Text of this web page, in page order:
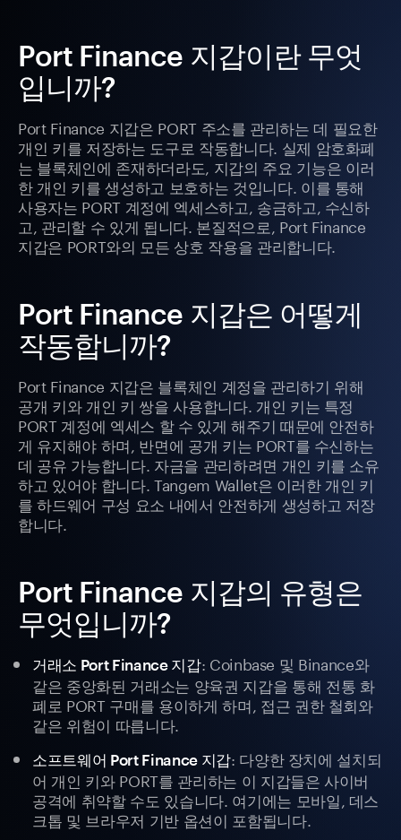
Port Finance 지갑이란 무엇
입니까?
Port Finance 지갑은 PORT 주소를 관리하는 데 필요한
개인 키를 저장하는 도구로 작동합니다. 실제 암호화폐
는 블록체인에 존재하더라도, 지갑의 주요 기능은 이러
한 개인 키를 생성하고 보호하는 것입니다. 이를 통해
사용자는 PORT 계정에 엑세스하고, 송금하고, 수신하
고, 관리할 수 있게 됩니다. 본질적으로, Port Finance
지갑은 PORT와의 모든 상호 작용을 관리합니다.
Port Finance 지갑은 어떻게
작동합니까?
Port Finance 지갑은 블록체인 계정을 관리하기 위해
공개 키와 개인 키 쌍을 사용합니다. 개인 키는 특정
PORT 계정에 엑세스 할 수 있게 해주기 때문에 안전하
게 유지해야 하며, 반면에 공개 키는 PORT를 수신하는
데 공유 가능합니다. 자금을 관리하려면 개인 키를 소유
하고 있어야 합니다. Tangem Wallet은 이러한 개인 키
를 하드웨어 구성 요소 내에서 안전하게 생성하고 저장
합니다.
Port Finance 지갑의 유형은
무엇입니까?
거래소 Port Finance 지갑: Coinbase 및 Binance와
같은 중앙화된 거래소는 양육권 지갑을 통해 전통 화
폐로 PORT 구매를 용이하게 하며, 접근 권한 철회와
같은 위험이 따릅니다.
소프트웨어 Port Finance 지갑: 다양한 장치에 설치되
어 개인 키와 PORT를 관리하는 이 지갑들은 사이버
공격에 취약할 수도 있습니다. 여기에는 모바일, 데스
크톱 및 브라우저 기반 옵션이 포함됩니다.